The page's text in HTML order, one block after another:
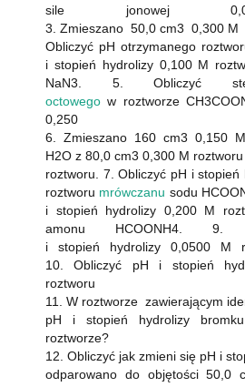
sile jonowej
3. Zmieszano 50,0 cm3 0,300
Obliczyć pH otrzymanego
i stopień hydrolizy 0,100 M
NaN3. 5. Obliczyć
octowego w roztworze
0,250
6. Zmieszano 160 cm3 0,150
H2O z 80,0 cm3 0,300 M
roztworu. 7. Obliczyć pH i stopień
roztworu mrówczanu sodu
i stopień hydrolizy 0,200 M
amonu HCOONH4. 9.
i stopień hydrolizy 0,0500 M
10. Obliczyć pH i stopień
roztworu
11. W roztworze zawierającym
pH i stopień hydrolizy
roztworze?
12. Obliczyć jak zmieni się pH i
odparowano do objętości 50,0